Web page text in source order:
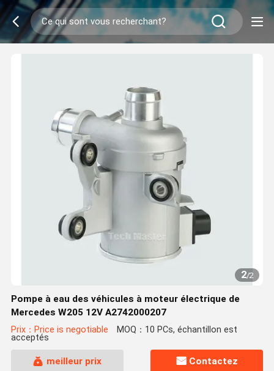
2/2
Pompe à eau des véhicules à moteur électrique de
Mercedes W205 12V A2742000207
Prix：Price is negotiable MOQ：10 PCs, échantillon est
acceptés
meilleur prix Contactez